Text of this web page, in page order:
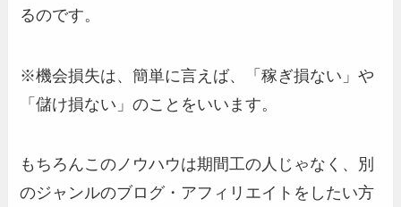
るのです。
※機会損失は、簡単に言えば、「稼ぎ損ない」や
「儲け損ない」のことをいいます。
もちろんこのノウハウは期間工の人じゃなく、別
のジャンルのブログ・アフィリエイトをしたい方